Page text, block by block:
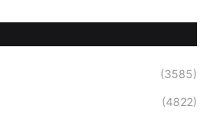
(3585)
(4822)